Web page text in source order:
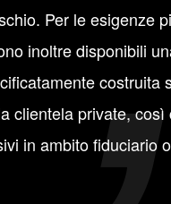
Per le esigenze
inoltre disponibili
costruita
clientela private, così
in ambito fiduciario